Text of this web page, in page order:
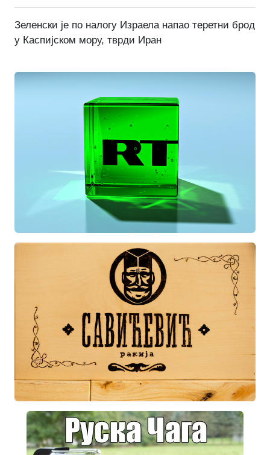
Зеленски је по налогу Израела напао теретни брод
у Каспијском мору, тврди Иран